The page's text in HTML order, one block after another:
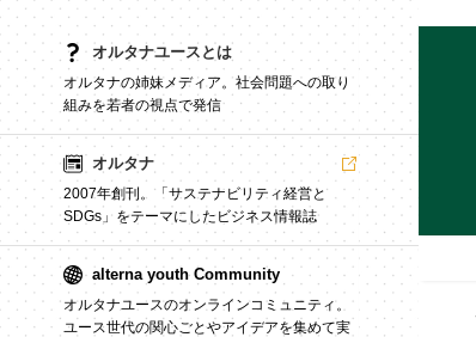
オルタナユースとは
オルタナの姉妹メディア。社会問題への取り
組みを若者の視点で発信
オルタナ
2007年創刊。「サステナビリティ経営と
SDGs」をテーマにしたビジネス情報誌
alterna youth Community
オルタナユースのオンラインコミュニティ。
ユース世代の関心ごとやアイデアを集めて実